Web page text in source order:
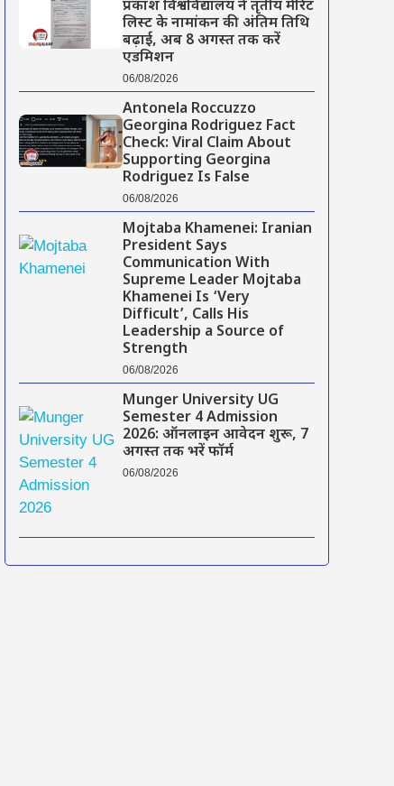
प्रकाश विश्वविद्यालय ने तृतीय मेरिट
लिस्ट के नामांकन की अंतिम तिथि
बढ़ाई, अब 8 अगस्त तक करें
एडमिशन
06/08/2026
Antonela Roccuzzo
Georgina Rodriguez Fact
Check: Viral Claim About
Supporting Georgina
Rodriguez Is False
06/08/2026
Mojtaba Khamenei: Iranian
President Says
Communication With
Supreme Leader Mojtaba
Khamenei Is ‘Very
Difficult’, Calls His
Leadership a Source of
Strength
06/08/2026
Munger University UG
Semester 4 Admission
2026: ऑनलाइन आवेदन शुरू, 7
अगस्त तक भरें फॉर्म
06/08/2026